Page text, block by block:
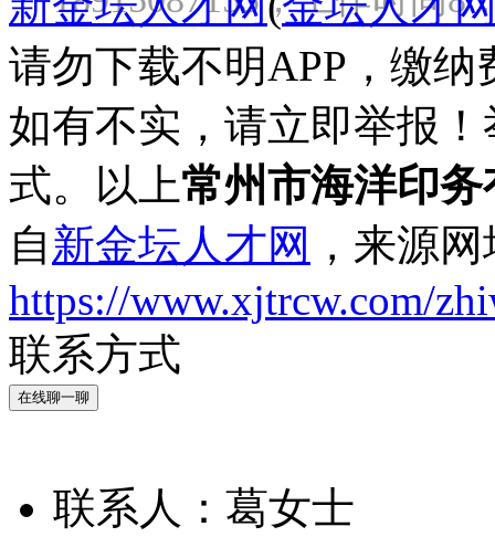
请勿下载不明APP，缴
如有不实，请立即举报
式。以上常州市海洋印
自新金坛人才网 ，来源
https://www.xjtrcw.com/
联系方式
在线聊一聊
联系人： 葛女士